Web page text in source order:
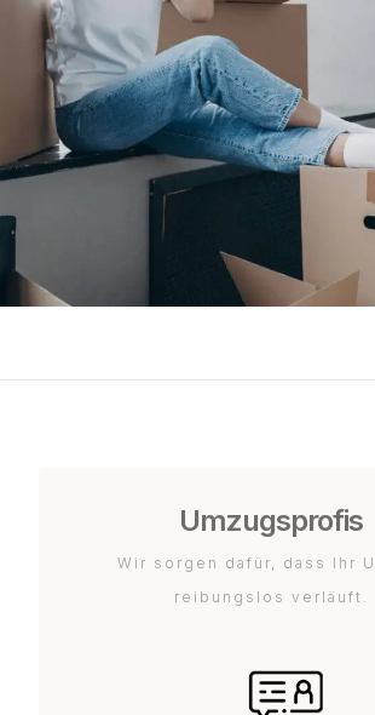
Umzugsprofis
Wir sorgen dafür, dass Ihr
reibungslos verläuft.